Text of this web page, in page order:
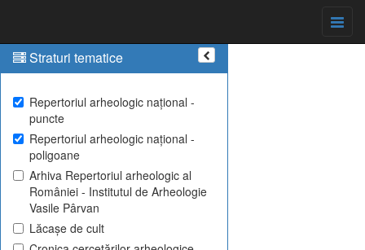
Straturi tematice
Repertoriul arheologic național -
puncte
Repertoriul arheologic național -
poligoane
Arhiva Repertoriul arheologic al
României - Institutul de Arheologie
Vasile Pârvan
Lăcașe de cult